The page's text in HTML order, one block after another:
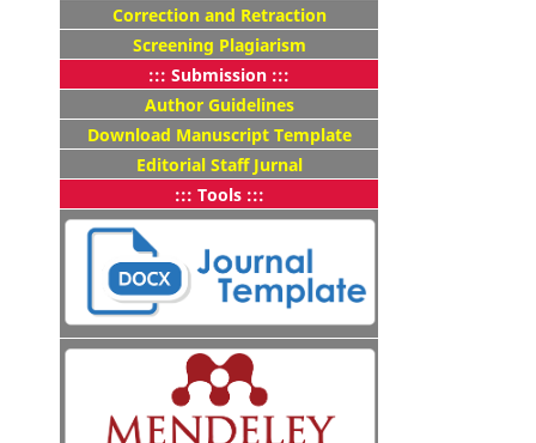
Correction and Retraction
Screening Plagiarism
::: Submission :::
Author Guidelines
Download Manuscript Template
Editorial Staff Jurnal
::: Tools :::